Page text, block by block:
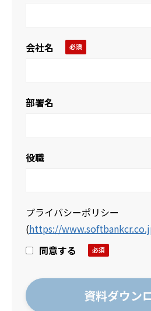
会社名
部署名
役職
プライバシーポリシー
(https://
同意する